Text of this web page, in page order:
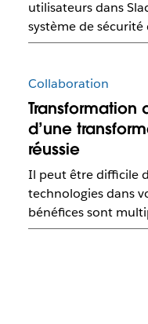
utilisateurs dans
système de
Collaboration
Transformation
d’une
réussie
Il peut être difficile
technologies dans
bénéfices sont